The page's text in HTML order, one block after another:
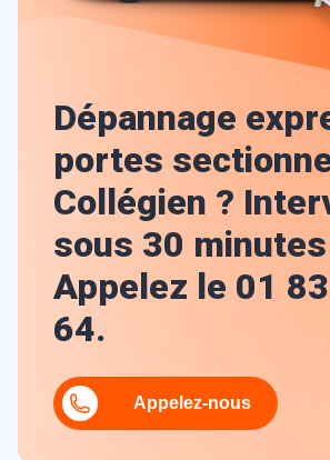
Dépannage
portes
Collégien ?
sous 30
Appelez le 01
64.
Appelez-nous